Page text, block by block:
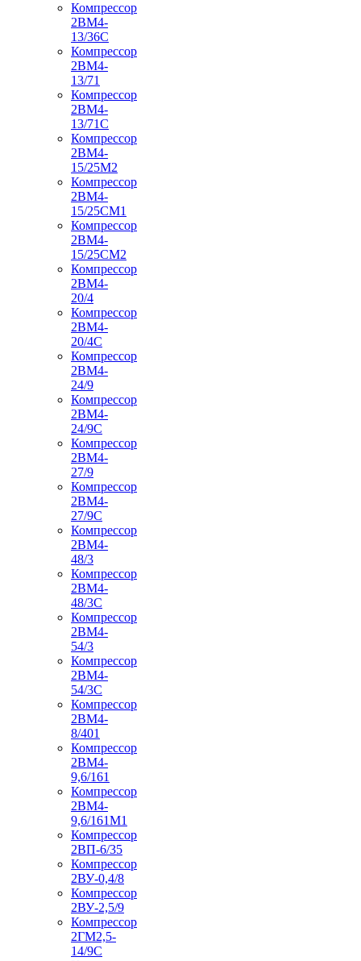
Компрессор
2ВМ4-
13/36С
Компрессор
2ВМ4-
13/71
Компрессор
2ВМ4-
13/71С
Компрессор
2ВМ4-
15/25М2
Компрессор
2ВМ4-
15/25СМ1
Компрессор
2ВМ4-
15/25СМ2
Компрессор
2ВМ4-
20/4
Компрессор
2ВМ4-
20/4С
Компрессор
2ВМ4-
24/9
Компрессор
2ВМ4-
24/9С
Компрессор
2ВМ4-
27/9
Компрессор
2ВМ4-
27/9С
Компрессор
2ВМ4-
48/3
Компрессор
2ВМ4-
48/3С
Компрессор
2ВМ4-
54/3
Компрессор
2ВМ4-
54/3С
Компрессор
2ВМ4-
8/401
Компрессор
2ВМ4-
9,6/161
Компрессор
2ВМ4-
9,6/161М1
Компрессор
2ВП-6/35
Компрессор
2ВУ-0,4/8
Компрессор
2ВУ-2,5/9
Компрессор
2ГМ2,5-
14/9С